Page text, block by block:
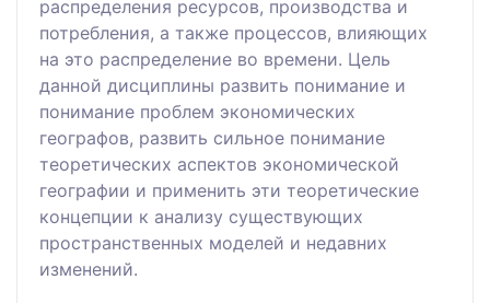
распределения ресурсов, производства и
потребления, а также процессов, влияющих
на это распределение во времени. Цель
данной дисциплины развить понимание и
понимание проблем экономических
географов, развить сильное понимание
теоретических аспектов экономической
географии и применить эти теоретические
концепции к анализу существующих
пространственных моделей и недавних
изменений.